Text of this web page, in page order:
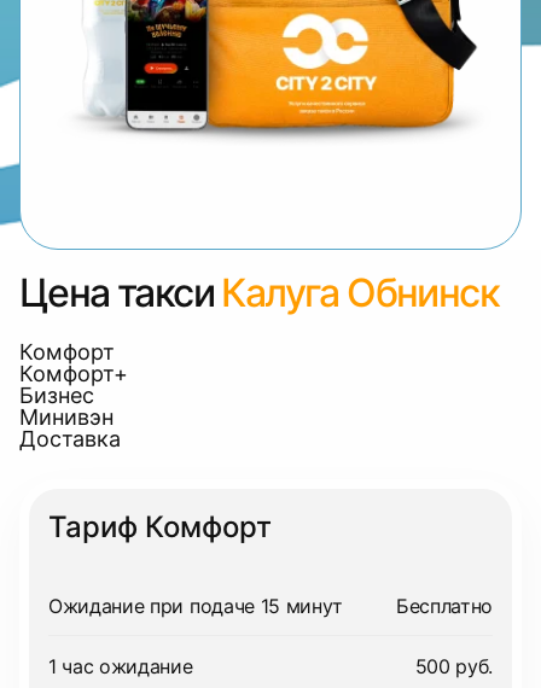
Цена такси Калуга Обнинск
Комфорт
Комфорт+
Бизнес
Минивэн
Доставка
Тариф Комфорт
Ожидание при подаче 15 минут Бесплатно
1 час ожидание 500 руб.